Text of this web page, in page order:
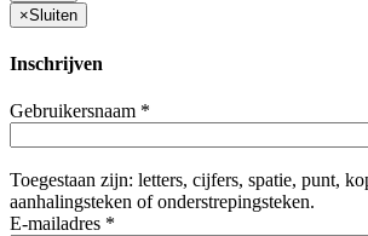
×Sluiten
Inschrijven
Gebruikersnaam *
Toegestaan zijn: letters, cijfers, spatie, punt,
aanhalingsteken of onderstrepingsteken.
E-mailadres *